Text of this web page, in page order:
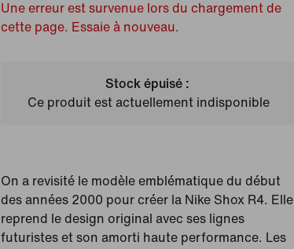
Une erreur est survenue lors du chargement de
cette page. Essaie à nouveau.
Stock épuisé :
Ce produit est actuellement indisponible
On a revisité le modèle emblématique du début
des années 2000 pour créer la Nike Shox R4. Elle
reprend le design original avec ses lignes
futuristes et son amorti haute performance. Les